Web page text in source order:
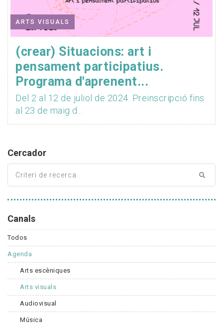
ARTS VISUALS
(crear) Situacions: art i
pensament participatius.
Programa d'aprenent...
Del 2 al 12 de juliol de 2024. Preinscripció fins
al 23 de maig d...
Cercador
Canals
Todos
Agenda
Arts escèniques
Arts visuals
Audiovisual
Música